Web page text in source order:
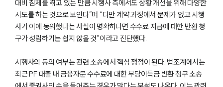
대비 침체를 겪고 있는 만큼 시행사 측에서도 상황 개선을 위해 다양한
시도를 하는 것으로 보인다”며 “다만 계약 과정에서 문제가 없고 시행
사가 이에 동의했다는 사실이 명확하다면 수수료 지급에 대한 반환 청
구가 성립하기는 쉽지 않을 것”이라고 진단했다.
시행사의 동의 여부는 관련 소송에서 핵심 쟁점이 된다. 법조계에서는
최근 PF 대출 내 금융자문 수수료에 대한 부당이득금 반환 청구 소송